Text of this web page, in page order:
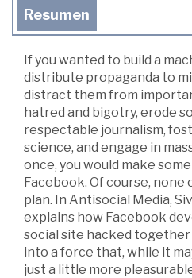
Resumen
If you wanted to build a
distribute propaganda to
distract them from
hatred and bigotry, erode
respectable journalism,
science, and engage in
once, you would make
Facebook. Of course,
plan. In Antisocial Media,
explains how Facebook
social site hacked
into a force that, while it
just a little more